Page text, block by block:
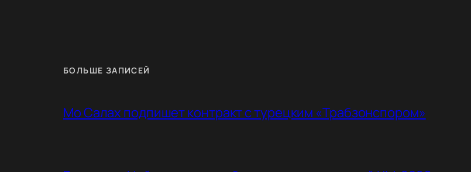
БОЛЬШЕ ЗАПИСЕЙ
Мо Салах подпишет контракт с турецким «Трабзонспором»